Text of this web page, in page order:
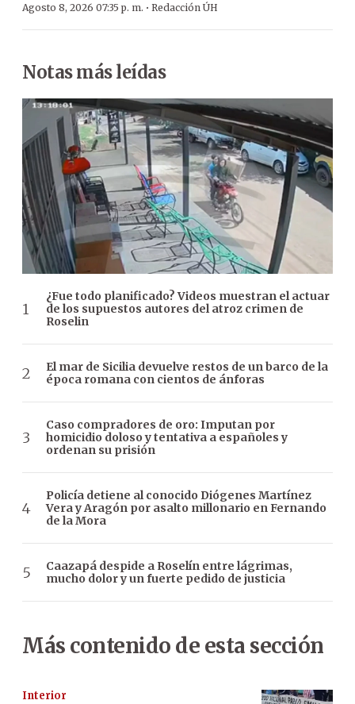
Agosto 8, 2026 07:35 p. m. · Redacción ÚH
Notas más leídas
¿Fue todo planificado? Videos muestran el actuar
de los supuestos autores del atroz crimen de
Roselin
El mar de Sicilia devuelve restos de un barco de la
época romana con cientos de ánforas
Caso compradores de oro: Imputan por
homicidio doloso y tentativa a españoles y
ordenan su prisión
Policía detiene al conocido Diógenes Martínez
Vera y Aragón por asalto millonario en Fernando
de la Mora
Caazapá despide a Roselín entre lágrimas,
mucho dolor y un fuerte pedido de justicia
Más contenido de esta sección
Interior